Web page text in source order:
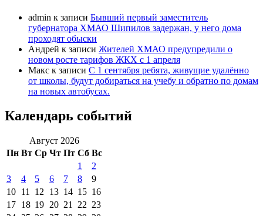
admin к записи Бывший первый заместитель
губернатора ХМАО Шипилов задержан, у него дома
проходят обыски
Андрей к записи Жителей ХМАО предупредили о
новом росте тарифов ЖКХ с 1 апреля
Макс к записи С 1 сентября ребята, живущие удалённо
от школы, будут добираться на учебу и обратно по домам
на новых автобусах.
Календарь событий
Август 2026
Пн Вт Ср Чт Пт Сб Вс
1
2
3
4 5 6 7 8
9
10 11 12 13 14 15 16
17 18 19 20 21 22 23